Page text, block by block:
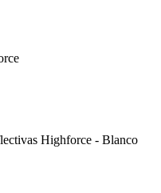
Highforce - Blanco